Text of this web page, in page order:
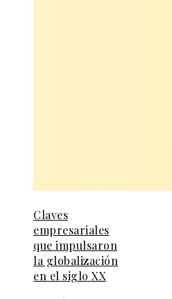
Claves
empresariales
que impulsaron
la globalización
en el siglo XX